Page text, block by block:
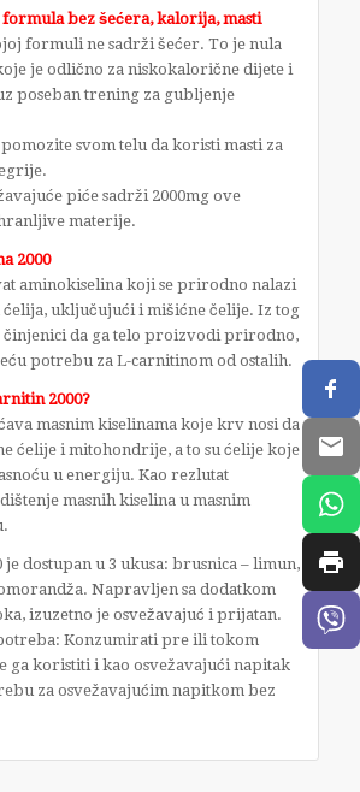
formula bez šećera, kalorija, masti
formuli ne sadrži šećer. To je nula
je odlično za niskokalorične dijete i
poseban trening za gubljenje
svom telu da koristi masti za
piće sadrži 2000mg ove
materije.
2000
aminokiselina koji se prirodno nalazi
ćelija, uključujući i mišićne čelije. Iz tog
da ga telo proizvodi prirodno,
potrebu za L-carnitinom od ostalih.
2000?
masnim kiselinama koje krv nosi da
ćelije i mitohondrije, a to su ćelije koje
u energiju. Kao rezlutat
masnih kiselina u masnim
je dostupan u 3 ukusa: brusnica – limun,
Napravljen sa dodatkom
izuzetno je osvežavajuć i prijatan.
Konzumirati pre ili tokom
ga koristiti i kao osvežavajući napitak
za osvežavajućim napitkom bez